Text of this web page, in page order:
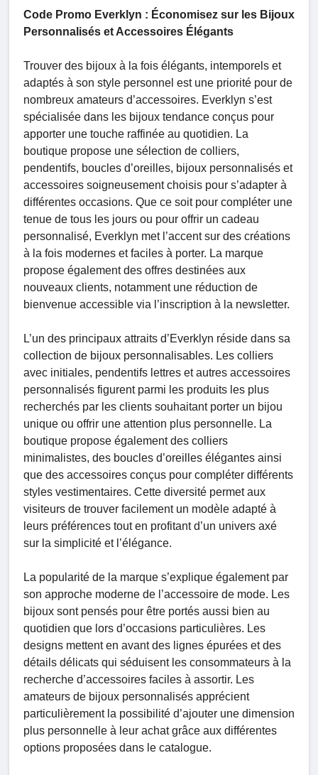
Code Promo Everklyn : Économisez sur les Bijoux
Personnalisés et Accessoires Élégants
Trouver des bijoux à la fois élégants, intemporels et
adaptés à son style personnel est une priorité pour de
nombreux amateurs d’accessoires. Everklyn s’est
spécialisée dans les bijoux tendance conçus pour
apporter une touche raffinée au quotidien. La
boutique propose une sélection de colliers,
pendentifs, boucles d’oreilles, bijoux personnalisés et
accessoires soigneusement choisis pour s’adapter à
différentes occasions. Que ce soit pour compléter une
tenue de tous les jours ou pour offrir un cadeau
personnalisé, Everklyn met l’accent sur des créations
à la fois modernes et faciles à porter. La marque
propose également des offres destinées aux
nouveaux clients, notamment une réduction de
bienvenue accessible via l’inscription à la newsletter.
L’un des principaux attraits d’Everklyn réside dans sa
collection de bijoux personnalisables. Les colliers
avec initiales, pendentifs lettres et autres accessoires
personnalisés figurent parmi les produits les plus
recherchés par les clients souhaitant porter un bijou
unique ou offrir une attention plus personnelle. La
boutique propose également des colliers
minimalistes, des boucles d’oreilles élégantes ainsi
que des accessoires conçus pour compléter différents
styles vestimentaires. Cette diversité permet aux
visiteurs de trouver facilement un modèle adapté à
leurs préférences tout en profitant d’un univers axé
sur la simplicité et l’élégance.
La popularité de la marque s’explique également par
son approche moderne de l’accessoire de mode. Les
bijoux sont pensés pour être portés aussi bien au
quotidien que lors d’occasions particulières. Les
designs mettent en avant des lignes épurées et des
détails délicats qui séduisent les consommateurs à la
recherche d’accessoires faciles à assortir. Les
amateurs de bijoux personnalisés apprécient
particulièrement la possibilité d’ajouter une dimension
plus personnelle à leur achat grâce aux différentes
options proposées dans le catalogue.